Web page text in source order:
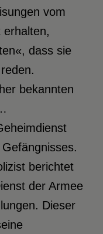
vom
erhalten,
dass sie
bekannten
berichtet
der Armee
Dieser